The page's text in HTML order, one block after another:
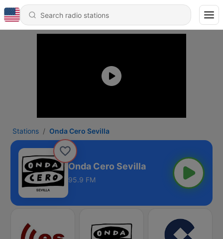
Stations Onda Cero Sevilla
Onda Cero Sevilla
95.9 FM